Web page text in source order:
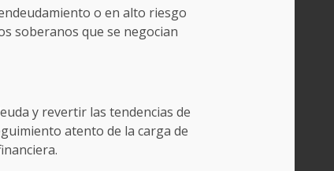
o en alto riesgo
soberanos que se negocian
y revertir las tendencias de
atento de la carga de